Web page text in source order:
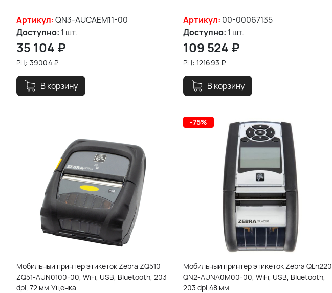
Артикул:QN3-AUCAEM11-00
Доступно: 1 шт.
35 104 ₽
РЦ: 39004₽
В корзину
Артикул: 00-00067135
Доступно: 1 шт.
109 524 ₽
РЦ: 121693 ₽
В корзину
Мобильный принтер этикеток Zebra ZQ510
ZQ51-AUN0100-00, WiFi, USB, Bluetooth, 203
dpi, 72 мм.Уценка
-75%
Мобильный принтер этикеток Zebra QLn220
QN2-AUNA0M00-00, WiFi, USB, Bluetooth,
203 dpi,48 мм